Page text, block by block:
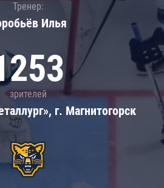
Тренер:
Илья
зрителей
г. Магнитогорск